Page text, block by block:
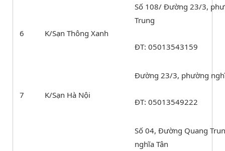
6 K/Sạn Thông Xanh
Số 108/ Đường 23/3,
Trung
ĐT: 05013543159
7 K/Sạn Hà Nội
Đường 23/3, phường
ĐT: 05013549222
Số 04, Đường Quang
nghĩa Tân